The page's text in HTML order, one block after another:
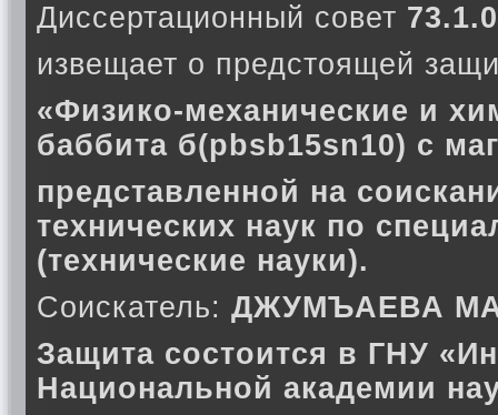
Диссертационный совет
извещает о предстоящей
«Физико-механические и
баббита б(pbsb15sn10) с
представленной на
технических наук по
(технические науки).
Соискатель: ДЖУМЪАЕВА
Защита состоится в ГНУ
Национальной академии